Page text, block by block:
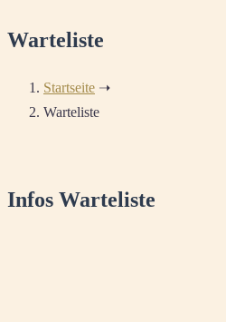
Warteliste
Startseite ➝
Warteliste
Infos Warteliste